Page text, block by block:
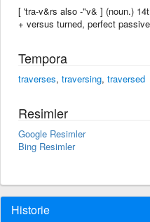
[ 'tra-v&rs also -"v& ] (noun.)
+ versus turned, perfect
Tempora
traverses, traversing, traversed
Resimler
Google Resimler
Bing Resimler
Historie